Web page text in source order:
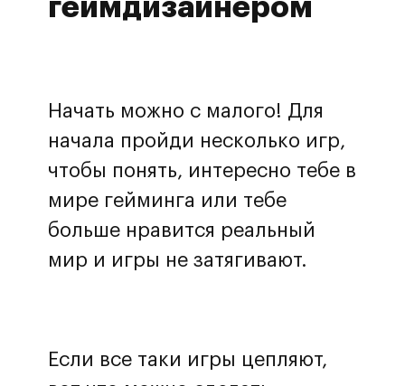
геймдизайнером
Начать можно с малого! Для
начала пройди несколько игр,
чтобы понять, интересно тебе в
мире гейминга или тебе
больше нравится реальный
мир и игры не затягивают.
Если все таки игры цепляют,